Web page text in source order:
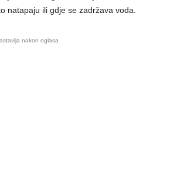
natapaju ili gdje se zadržava voda.
nakon oglasa